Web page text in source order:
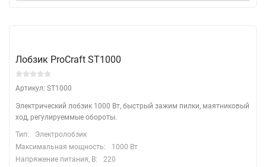
Лобзик ProCraft ST1000
Артикул: ST1000
Электрический лобзик 1000 Вт, быстрый зажим пилки, маятниковый
ход, регулируеммые обороты.
Тип:
Электролобзик
Максимальная мощность:
1000 Вт
Напряжение питания, В:
220